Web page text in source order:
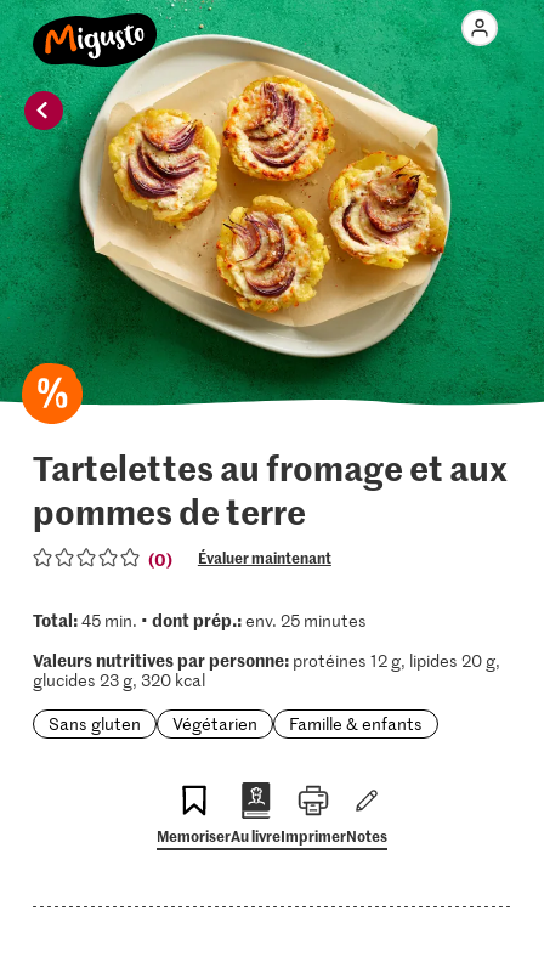
Tartelettes au fromage et aux
pommes de terre
(0) Évaluer maintenant
Total:45 min. • dont prép.:env. 25 minutes
Valeurs nutritives par personne:protéines 12 g, lipides 20 g,
glucides 23 g, 320 kcal
Sans gluten
Végétarien Famille & enfants
MemoriserAu livreImprimerNotes